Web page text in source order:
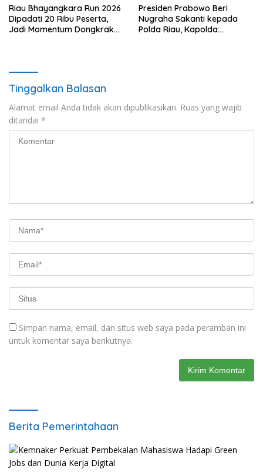
Riau Bhayangkara Run 2026
Dipadati 20 Ribu Peserta,
Jadi Momentum Dongkrak
Presiden Prabowo Beri
Nugraha Sakanti kepada
Polda Riau, Kapolda:
Tinggalkan Balasan
Alamat email Anda tidak akan dipublikasikan. Ruas yang wajib
ditandai *
Simpan nama, email, dan situs web saya pada peramban ini
untuk komentar saya berikutnya.
Berita Pemerintahaan